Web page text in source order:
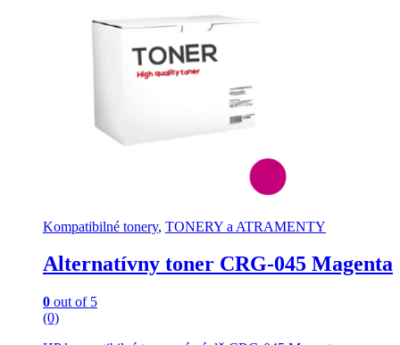
Kompatibilné tonery, TONERY a ATRAMENTY
Alternatívny toner CRG-045 Magenta
0 out of 5
(0)